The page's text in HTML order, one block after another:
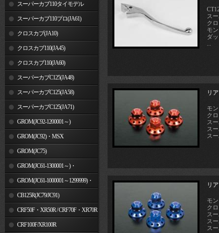
スーパーカブ110タイモデル
(MLHJA56)
スーパーカブ110プロ(JA61)
クロスカブ(JA10)
クロスカブ110(JA45)
クロスカブ110(JA60)
スーパーカブC125(JA48)
スーパーカブC125(JA58)
スーパーカブC125(JA71)
GROM(JC92-1200001～)
GROM(JC92)・MSX
GROM(MLHJC92)
GROM(JC75)
GROM(JC61-1300001～)・
MSX125SF
GROM(JC61-1000001～1299999)・
MSX125CB125R(JC79/JC91)
CRF50F・XR50R / CRF70F・XR70R
CRF100F/XR100R
ス
ク
モ
ダ
...
リ
モ
ク
ス
ス
ス
リ
モ
ク
ス
ス
ス